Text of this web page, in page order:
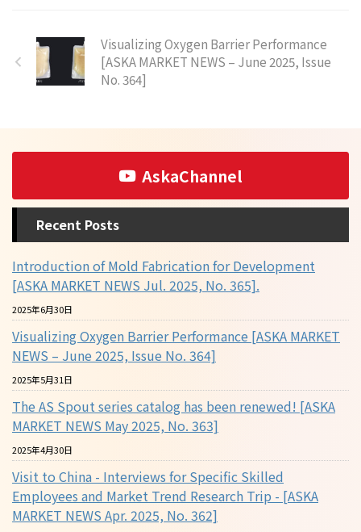
Visualizing Oxygen Barrier Performance
[ASKA MARKET NEWS – June 2025, Issue
No. 364]
AskaChannel
Recent Posts
Introduction of Mold Fabrication for Development
[ASKA MARKET NEWS Jul. 2025, No. 365].
2025年6月30日
Visualizing Oxygen Barrier Performance [ASKA MARKET
NEWS – June 2025, Issue No. 364]
2025年5月31日
The AS Spout series catalog has been renewed! [ASKA
MARKET NEWS May 2025, No. 363]
2025年4月30日
Visit to China - Interviews for Specific Skilled
Employees and Market Trend Research Trip - [ASKA
MARKET NEWS Apr. 2025, No. 362]